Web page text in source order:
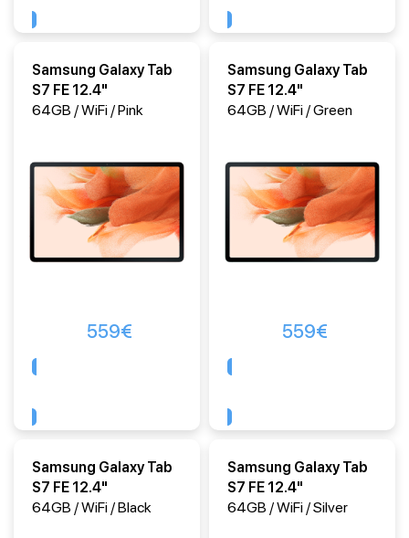
Samsung Galaxy Tab
S7 FE 12.4"
64GB / WiFi / Pink
559€
Samsung Galaxy Tab
S7 FE 12.4"
64GB / WiFi / Green
559€
Samsung Galaxy Tab
S7 FE 12.4"
64GB / WiFi / Black
Samsung Galaxy Tab
S7 FE 12.4"
64GB / WiFi / Silver